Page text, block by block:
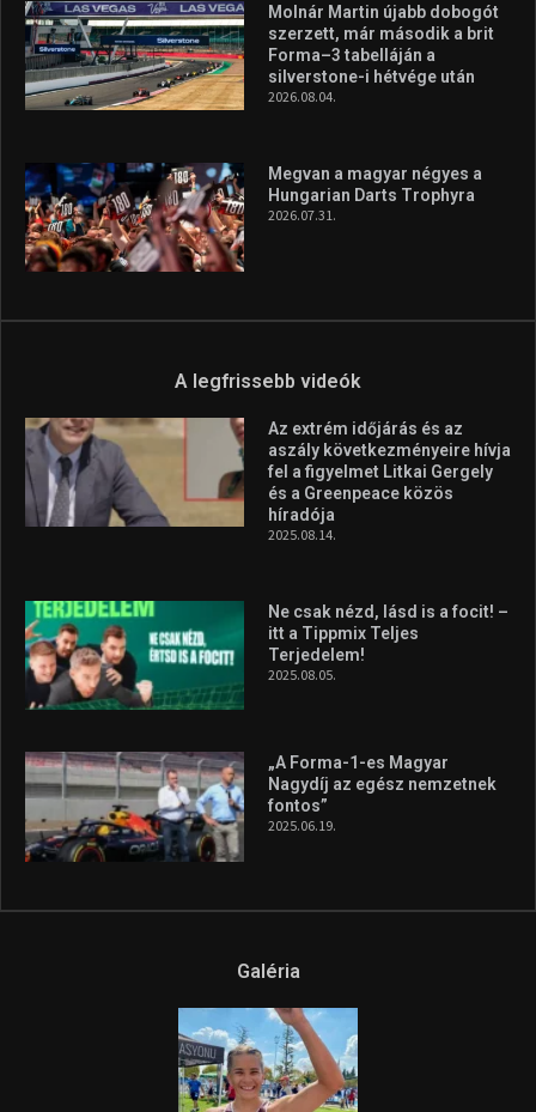
Molnár Martin újabb dobogót
szerzett, már második a brit
Forma–3 tabelláján a
silverstone-i hétvége után
2026.08.04.
Megvan a magyar négyes a
Hungarian Darts Trophyra
2026.07.31.
A legfrissebb videók
Az extrém időjárás és az
aszály következményeire hívja
fel a figyelmet Litkai Gergely
és a Greenpeace közös
híradója
2025.08.14.
Ne csak nézd, lásd is a focit! –
itt a Tippmix Teljes
Terjedelem!
2025.08.05.
„A Forma-1-es Magyar
Nagydíj az egész nemzetnek
fontos”
2025.06.19.
Galéria